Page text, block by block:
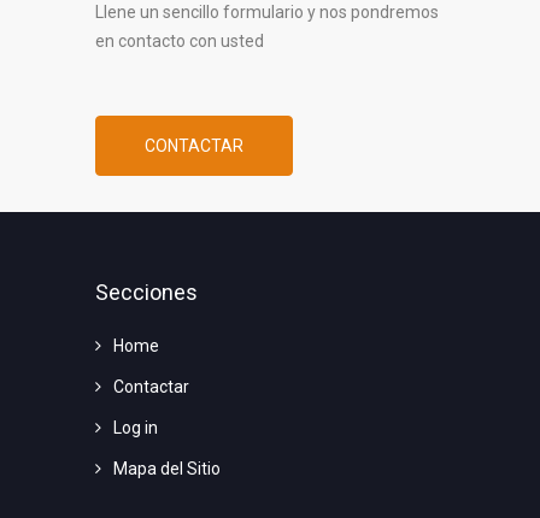
Llene un sencillo formulario y nos pondremos
en contacto con usted
CONTACTAR
Secciones
Home
Contactar
Log in
Mapa del Sitio